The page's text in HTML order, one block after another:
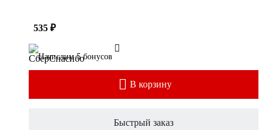
535 ₽
Начислим 5 бонусов
В корзину
Быстрый заказ